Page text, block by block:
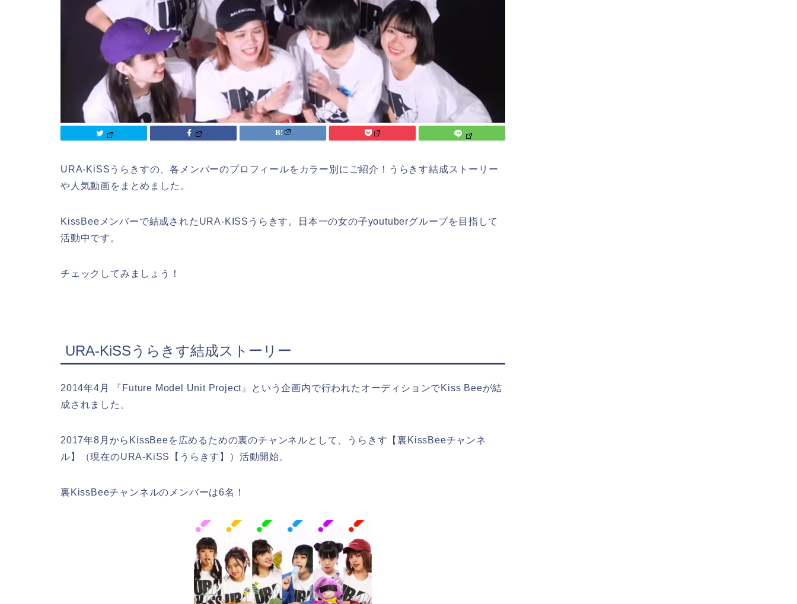
URA-KiSSうらきすの、各メンバーのプロフィールをカラー別にご紹介！うらきす結成ストーリー
や人気動画をまとめました。
KissBeeメンバーで結成されたURA-KISSうらきす。日本一の女の子youtuberグループを目指して
活動中です。
チェックしてみましょう！
URA-KiSSうらきす結成ストーリー
2014年4月 『Future Model Unit Project』という企画内で行われたオーディションでKiss Beeが結
成されました。
2017年8月からKissBeeを広めるための裏のチャンネルとして、うらきす【裏KissBeeチャンネ
ル】（現在のURA-KiSS【うらきす】）活動開始。
裏KissBeeチャンネルのメンバーは6名！